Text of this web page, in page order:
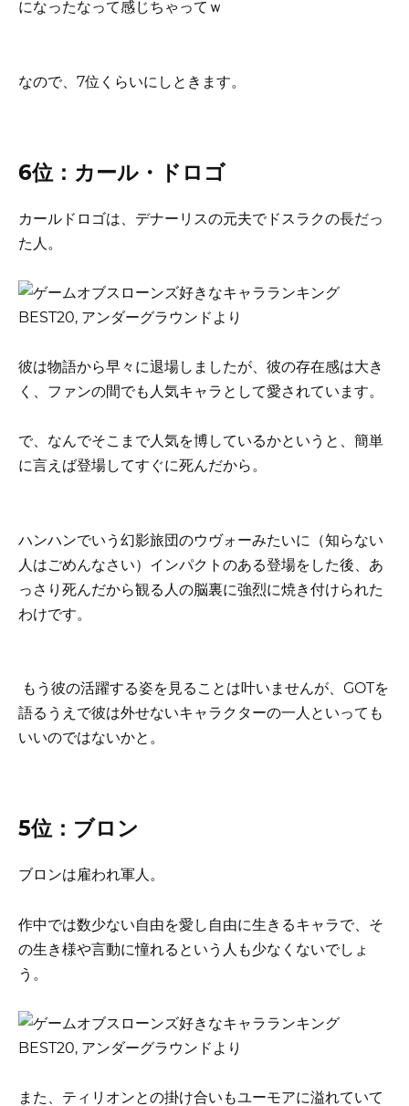
になったなって感じちゃってｗ
なので、7位くらいにしときます。
6位：カール・ドロゴ
カールドロゴは、デナーリスの元夫でドスラクの長だっ
た人。
彼は物語から早々に退場しましたが、彼の存在感は大き
く、ファンの間でも人気キャラとして愛されています。
で、なんでそこまで人気を博しているかというと、簡単
に言えば登場してすぐに死んだから。
ハンハンでいう幻影旅団のウヴォーみたいに（知らない
人はごめんなさい）インパクトのある登場をした後、あ
っさり死んだから観る人の脳裏に強烈に焼き付けられた
わけです。
もう彼の活躍する姿を見ることは叶いませんが、GOTを
語るうえで彼は外せないキャラクターの一人といっても
いいのではないかと。
5位：ブロン
ブロンは雇われ軍人。
作中では数少ない自由を愛し自由に生きるキャラで、そ
の生き様や言動に憧れるという人も少なくないでしょ
う。
また、ティリオンとの掛け合いもユーモアに溢れていて